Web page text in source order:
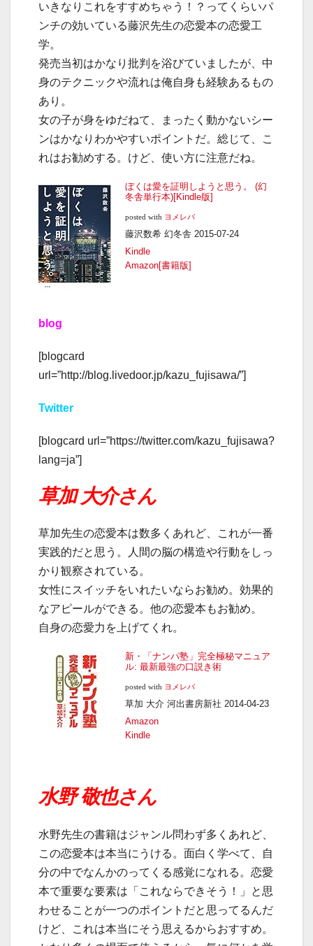
いきなりこれをすすめちゃう！？ってくらいパ
ンチの効いている藤沢先生の恋愛本の恋愛工
学。
発売当初はかなり批判を浴びていましたが、中
身のテクニックや流れは俺自身も経験あるもの
あり。
女の子が身をゆだねて、まったく動かないシー
ンはかなりわかやすいポイントだ。総じて、こ
れはお勧めする。けど、使い方に注意だね。
ぼくは愛を証明しようと思う。 (幻
冬舎単行本)[Kindle版]
posted with ヨメレバ
藤沢数希 幻冬舎 2015-07-24
Kindle
Amazon[書籍版]
blog
[blogcard
url=”http://blog.livedoor.jp/kazu_fujisawa/”]
Twitter
[blogcard url=”https://twitter.com/kazu_fujisawa?
lang=ja”]
草加 大介さん
草加先生の恋愛本は数多くあれど、これが一番
実践的だと思う。人間の脳の構造や行動をしっ
かり観察されている。
女性にスイッチをいれたいならお勧め。効果的
なアピールができる。他の恋愛本もお勧め。
自身の恋愛力を上げてくれ。
新・「ナンパ塾」完全極秘マニュア
ル: 最新最強の口説き術
posted with ヨメレバ
草加 大介 河出書房新社 2014-04-23
Amazon
Kindle
水野 敬也さん
水野先生の書籍はジャンル問わず多くあれど、
この恋愛本は本当にうける。面白く学べて、自
分の中でなんかのってくる感覚になれる。恋愛
本で重要な要素は「これならできそう！」と思
わせることが一つのポイントだと思ってるんだ
けど、これは本当にそう思えるからおすすめ。